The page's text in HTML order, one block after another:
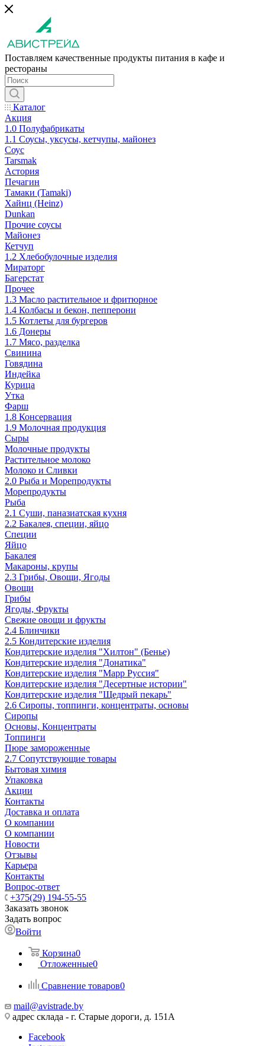
Поставляем качественные продукты питания в кафе и
рестораны
Каталог
Акция
1.0 Полуфабрикаты
1.1 Соусы, уксусы, кетчупы, майонез
Соус
Tarsmak
Астория
Печагин
Тамаки (Tamaki)
Хайнц (Heinz)
Dunkan
Прочие соусы
Майонез
Кетчуп
1.2 Хлебобулочные изделия
Мираторг
Багерстат
Прочее
1.3 Масло растительное и фритюрное
1.4 Колбасы и бекон, пепперони
1.5 Котлеты для бургеров
1.6 Донеры
1.7 Мясо, разделка
Свинина
Говядина
Индейка
Курица
Утка
Фарш
1.8 Консервация
1.9 Молочная продукция
Сыры
Молочные продукты
Растительное молоко
Молоко и Сливки
2.0 Рыба и Морепродукты
Морепродукты
Рыба
2.1 Суши, паназиатская кухня
2.2 Бакалея, специи, яйцо
Специи
Яйцо
Бакалея
Макароны, крупы
2.3 Грибы, Овощи, Ягоды
Овощи
Грибы
Ягоды, Фрукты
Свежие овощи и фрукты
2.4 Блинчики
2.5 Кондитерские изделия
Кондитерские изделия "Хилтон" (Бенье)
Кондитерские изделия "Донатика"
Кондитерские изделия "Марр Руссия"
Кондитерские изделия "Десертные истории"
Кондитерские изделия "Щедрый пекарь"
2.6 Сиропы, топпинги, концентраты, основы
Сиропы
Основы, Концентраты
Топпинги
Пюре замороженные
2.7 Сопутствующие товары
Бытовая химия
Упаковка
Акции
Контакты
Доставка и оплата
О компании
О компании
Новости
Отзывы
Карьера
Контакты
Вопрос-ответ
+375(29) 194-55-55
Заказать звонок
Задать вопрос
Войти
Корзина0
Отложенные0
Сравнение товаров0
mail@avistrade.by
адрес склада - г. Старые дороги, д. 151А
Facebook